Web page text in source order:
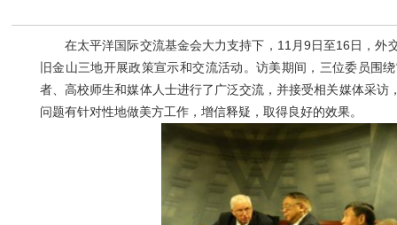
在太平洋国际交流基金会大力支持下， 11月9日至16日，外
旧金山三地开展政策宣示和交流活动。访美期间，三位委员围
者、高校师生和媒体人士进行了广泛交流，并接受相关媒体采
问题有针对性地做美方工作，增信释疑，取得良好的效果。